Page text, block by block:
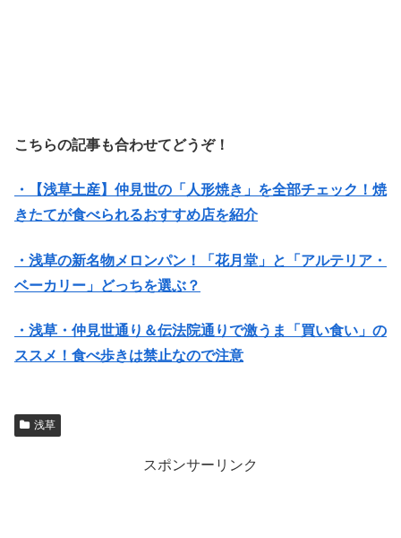
こちらの記事も合わせてどうぞ！
・【浅草土産】仲見世の「人形焼き」を全部チェック！焼
きたてが食べられるおすすめ店を紹介
・浅草の新名物メロンパン！「花月堂」と「アルテリア・
ベーカリー」どっちを選ぶ？
・浅草・仲見世通り＆伝法院通りで激うま「買い食い」の
ススメ！食べ歩きは禁止なので注意
浅草
スポンサーリンク